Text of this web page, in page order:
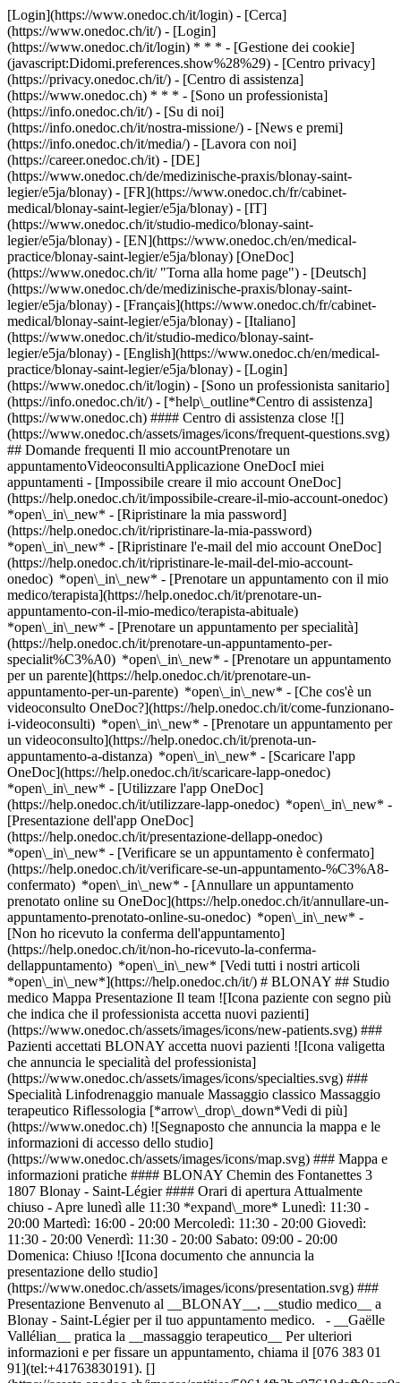
[Login](https://www.onedoc.ch/it/login) - [Cerca]
(https://www.onedoc.ch/it/) - [Login]
(https://www.onedoc.ch/it/login) * * * - [Gestione dei cookie]
(javascript:Didomi.preferences.show%28%29) - [Centro privacy]
(https://privacy.onedoc.ch/it/) - [Centro di assistenza]
(https://www.onedoc.ch) * * * - [Sono un professionista]
(https://info.onedoc.ch/it/) - [Su di noi]
(https://info.onedoc.ch/it/nostra-missione/) - [News e premi]
(https://info.onedoc.ch/it/media/) - [Lavora con noi]
(https://career.onedoc.ch/it) - [DE]
(https://www.onedoc.ch/de/medizinische-praxis/blonay-saint-
legier/e5ja/blonay) - [FR](https://www.onedoc.ch/fr/cabinet-
medical/blonay-saint-legier/e5ja/blonay) - [IT]
(https://www.onedoc.ch/it/studio-medico/blonay-saint-
legier/e5ja/blonay) - [EN](https://www.onedoc.ch/en/medical-
practice/blonay-saint-legier/e5ja/blonay) [OneDoc]
(https://www.onedoc.ch/it/ "Torna alla home page") - [Deutsch]
(https://www.onedoc.ch/de/medizinische-praxis/blonay-saint-
legier/e5ja/blonay) - [Français](https://www.onedoc.ch/fr/cabinet-
medical/blonay-saint-legier/e5ja/blonay) - [Italiano]
(https://www.onedoc.ch/it/studio-medico/blonay-saint-
legier/e5ja/blonay) - [English](https://www.onedoc.ch/en/medical-
practice/blonay-saint-legier/e5ja/blonay) - [Login]
(https://www.onedoc.ch/it/login) - [Sono un professionista sanitario]
(https://info.onedoc.ch/it/) - [*help\_outline*Centro di assistenza]
(https://www.onedoc.ch) #### Centro di assistenza close ![]
(https://www.onedoc.ch/assets/images/icons/frequent-questions.svg)
## Domande frequenti Il mio accountPrenotare un
appuntamentoVideoconsultiApplicazione OneDocI miei
appuntamenti - [Impossibile creare il mio account OneDoc]
(https://help.onedoc.ch/it/impossibile-creare-il-mio-account-onedoc)
*open\_in\_new* - [Ripristinare la mia password]
(https://help.onedoc.ch/it/ripristinare-la-mia-password)
*open\_in\_new* - [Ripristinare l'e-mail del mio account OneDoc]
(https://help.onedoc.ch/it/ripristinare-le-mail-del-mio-account-
onedoc) *open\_in\_new* - [Prenotare un appuntamento con il mio
medico/terapista](https://help.onedoc.ch/it/prenotare-un-
appuntamento-con-il-mio-medico/terapista-abituale)
*open\_in\_new* - [Prenotare un appuntamento per specialità]
(https://help.onedoc.ch/it/prenotare-un-appuntamento-per-
specialit%C3%A0) *open\_in\_new* - [Prenotare un appuntamento
per un parente](https://help.onedoc.ch/it/prenotare-un-
appuntamento-per-un-parente) *open\_in\_new* - [Che cos'è un
videoconsulto OneDoc?](https://help.onedoc.ch/it/come-funzionano-
i-videoconsulti) *open\_in\_new* - [Prenotare un appuntamento per
un videoconsulto](https://help.onedoc.ch/it/prenota-un-
appuntamento-a-distanza) *open\_in\_new* - [Scaricare l'app
OneDoc](https://help.onedoc.ch/it/scaricare-lapp-onedoc)
*open\_in\_new* - [Utilizzare l'app OneDoc]
(https://help.onedoc.ch/it/utilizzare-lapp-onedoc) *open\_in\_new* -
[Presentazione dell'app OneDoc]
(https://help.onedoc.ch/it/presentazione-dellapp-onedoc)
*open\_in\_new* - [Verificare se un appuntamento è confermato](https://help.onedoc.ch/it/verificare-se-un-appuntamento-%C3%A8-confermato) *open\_in\_new* - [Annullare un appuntamento prenotato online su OneDoc](https://help.onedoc.ch/it/annullare-un-appuntamento-prenotato-online-su-onedoc) *open\_in\_new* - [Non ho ricevuto la conferma dell'appuntamento](https://help.onedoc.ch/it/non-ho-ricevuto-la-conferma-dellappuntamento) *open\_in\_new* [Vedi tutti i nostri articoli *open\_in\_new*](https://help.onedoc.ch/it/) # BLONAY ## Studio medico Mappa Presentazione Il team ![Icona paziente con segno più che indica che il professionista accetta nuovi pazienti](https://www.onedoc.ch/assets/images/icons/new-patients.svg) ### Pazienti accettati BLONAY accetta nuovi pazienti ![Icona valigetta che annuncia le specialità del professionista](https://www.onedoc.ch/assets/images/icons/specialties.svg) ### Specialità Linfodrenaggio manuale Massaggio classico Massaggio terapeutico Riflessologia [*arrow\_drop\_down*Vedi di più](https://www.onedoc.ch) ![Segnaposto che annuncia la mappa e le informazioni di accesso dello studio](https://www.onedoc.ch/assets/images/icons/map.svg) ### Mappa e informazioni pratiche #### BLONAY Chemin des Fontanettes 3 1807 Blonay - Saint-Légier #### Orari di apertura Attualmente chiuso - Apre lunedì alle 11:30 *expand\_more* Lunedì: 11:30 - 20:00 Martedì: 16:00 - 20:00 Mercoledì: 11:30 - 20:00 Giovedì: 11:30 - 20:00 Venerdì: 11:30 - 20:00 Sabato: 09:00 - 20:00 Domenica: Chiuso ![Icona documento che annuncia la presentazione dello studio](https://www.onedoc.ch/assets/images/icons/presentation.svg) ### Presentazione Benvenuto al __BLONAY__, __studio medico__ a Blonay - Saint-Légier per il tuo appuntamento medico. - __Gaëlle Vallélian__ pratica la __massaggio terapeutico__ Per ulteriori informazioni e per fissare un appuntamento, chiama il [076 383 01 91](tel:+41763830191). [](https://assets.onedoc.ch/images/entities/50614fb3bc97618dafb9aca9a22c7092fa06cbf7c56206b242e23a1f6f7539f1.png)[![BLONAY, studio medico a Blonay - Saint-Légier](https://assets.onedoc.ch/images/entities/b2043bea0c77b259c120ff0b13673d0603d4c5aa9f996034052caffd20906b76-small.jpg "BLONAY, studio medico a Blonay - Saint-Légier")](https://assets.onedoc.ch/images/entities/b2043bea0c77b259c120ff0b13673d0603d4c5aa9f996034052caffd20906b76.jpg)[![BLONAY, studio medico a Blonay - Saint-Légier](https://assets.onedoc.ch/images/entities/b659c9f405484b0178a9126b851e8c016cba5f058886bb0a3bd465f69e9d0b86-small.jpg "BLONAY, studio medico a Blonay - Saint-Légier")](https://assets.onedoc.ch/images/entities/b659c9f405484b0178a9126b851e8c016cba5f058886bb0a3bd465f69e9d0b86.jpg)[![BLONAY, studio medico a Blonay - Saint-Légier](https://assets.onedoc.ch/images/entities/1ebf431800d4552f0c5454ce5f0fd0925c5cf8accfffff369e464c8dd4e439de-small.jpg "BLONAY, studio medico a Blonay - Saint-Légier")](https://assets.onedoc.ch/images/entities/1ebf431800d4552f0c5454ce5f0fd0925c5cf8accfffff369e464c8dd4e439de.jpg)[![BLONAY, studio medico a Blonay - Saint-Légier](https://assets.onedoc.ch/images/entities/7f157db1b676dfee9e2bbb625e4f6da0e3a6aa796554c89207457e0206d2c8a3-small.jpg "BLONAY, studio medico a Blonay - Saint-Légier")](https://assets.onedoc.ch/images/entities/7f157db1b676dfee9e2bbb625e4f6da0e3a6aa796554c89207457e0206d2c8a3.jpg)[![BLONAY, studio medico a Blonay - Saint-Légier](https://assets.onedoc.ch/images/entities/14c90539522c4ecc22d6ca79e96326024c37bdf76ca1395dfaf6badf7560e6ed-small.jpg "BLONAY, studio medico a Blonay - Saint-Légier")](https://assets.onedoc.ch/images/entities/14c90539522c4ecc22d6ca79e96326024c37bdf76ca1395dfaf6badf7560e6ed.jpg) ![Icona gruppo di persone che annuncia l’elenco dei professionisti sanitari dello studio](https://www.onedoc.ch/assets/images/icons/team.svg) ### Il team Massaggiatrice terapeutica [![Gaëlle Vallélian, massaggiatrice terapeutica a Blonay - Saint-Légier](https://assets.onedoc.ch/images/users/4236d968afbd35a12361cedf5a5f5bd492856ea8afd7a7a5485265ea8e4e2def-small.jpg "Gaëlle Vallélian, massaggiatrice terapeutica a Blonay - Saint-Légier") \ __Sig.ra Gaëlle Vallélian__](https://www.onedoc.ch/it/massaggiatrice-terapeutica/blonay-saint-legier/pchmk/gaelle-vallelian) ![Icona nuvoletta che annuncia la sezione FAQ](https://www.onedoc.ch/assets/images/icons/faq.svg) ### FAQ *expand\_more* *keyboard\_arrow\_right* ## Qual è l'indirizzo di BLONAY? BLONAY riceve i pazienti in Chemin des Fontanettes 3, 1807 Blonay - Saint-Légier. * * * *keyboard\_arrow\_right* ## Quali sono gli orari di apertura di BLONAY? BLONAY è aperto: - Il lunedì dalle 11:30 alle 20:00 - Il martedì dalle 16:00 alle 20:00 - Il mercoledì dalle 11:30 alle 20:00 - Il giovedì dalle 11:30 alle 20:00 - Il venerdì dalle 11:30 alle 20:00 - Il sabato dalle 09:00 alle 20:00 - La domenica chiuso * * * *keyboard\_arrow\_right* ## Qual è il numero di telefono di BLONAY? Il numero di telefono di BLONAY è [076 383 01 91](tel:+41763830191). * * * *keyboard\_arrow\_right* ## Quali sono le specialità praticate presso BLONAY? BLONAY offre consulenze in [Linfodrenaggio manuale](https://www.onedoc.ch/it/terapista-in-linfodrenaggio-manuale/blonay-saint-legier), [Massaggio classico](https://www.onedoc.ch/it/massaggiatore-classico/blonay-saint-legier), [Massaggio terapeutico](https://www.onedoc.ch/it/massaggiatore-terapeutico/blonay-saint-legier) e [Riflessologia](https://www.onedoc.ch/it/terapista-in-riflessologia/blonay-saint-legier). * * * *keyboard\_arrow\_right* ## BLONAY accetta nuovi pazienti? Sì, BLONAY accetta nuovi pazienti. I nuovi pazienti possono prenotare facilmente gli appuntamenti online tramite OneDoc. * * * *keyboard\_arrow\_right* ## Quali sono le lingue parlate presso BLONAY? BLONAY propone delle consultazioni in: Inglese e Francese. 1. [OneDoc](https://www.onedoc.ch/it/)/ 2. [Studio medico](https://www.onedoc.ch/it/studio-medico)/ 3. [Cantone Vaud](https://www.onedoc.ch/it/studio-medico/cantone-vaud)/ 4. [Blonay - Saint-Légier](https://www.onedoc.ch/it/studio-medico/blonay-saint-legier)/ 5. BLONAY ### Prenota il tuo appuntamento con BLONAY Compila il modulo seguente 1 Specialità Seleziona una specialità * * * *touch\_app* Scegli una fascia oraria *chevron\_left* dom 09 ago *chevron\_right* Vedi più appuntamenti Fascia oraria Prenota appuntamento ### Scarica l'app OneDoc Prenota un appuntamento online con un medico, dentista o terapeuta vicino a te in Svizzera. L'app OneDoc ti consente di gestire tutti i tuoi appuntamenti medici dal tuo cellulare, ovunque e in qualsiasi momento. ![Codice QR che rimanda all’App Store o a Google Play per scaricare l’app OneDoc Pazienti](https://www.onedoc.ch/assets/images/download-app-qr.jpeg) Scansiona il codice QR per scaricare l'app [![Scarica la nostra applicazione su App Store!](https://www.onedoc.ch/assets/images/app-store-badge-it.svg)](https://apps.apple.com/ch/app/onedoc/id1592376413?l=fr)[![Scarica la nostra app su Google Play Store!](https://www.onedoc.ch/assets/images/google-play-badge-it.png)](https://play.google.com/store/apps/details?id=ch.onedoc.patient&hl=fr-CH) *keyboard\_arrow\_right* ## Ricerche associate [Massaggiatore classico a Losanna](https://www.onedoc.ch/it/massaggiatore-classico/losanna)[Terapista in linfodrenaggio manuale a Losanna](https://www.onedoc.ch/it/terapista-in-linfodrenaggio-manuale/losanna)[Terapista in riflessologia a Losanna](https://www.onedoc.ch/it/terapista-in-riflessologia/losanna)[Massaggiatore terapeutico a Losanna](https://www.onedoc.ch/it/massaggiatore-terapeutico/losanna)[Massaggiatore classico a Friburgo](https://www.onedoc.ch/it/massaggiatore-classico/friburgo)[Massaggiatore classico a Vevey](https://www.onedoc.ch/it/massaggiatore-classico/vevey)[Massaggiatore classico a Bulle](https://www.onedoc.ch/it/massaggiatore-classico/bulle)[Terapista in riflessologia a Friburgo](https://www.onedoc.ch/it/terapista-in-riflessologia/friburgo)[Massaggiatore classico a Sion](https://www.onedoc.ch/it/massaggiatore-classico/sion)[Terapista in linfodrenaggio manuale a Vevey](https://www.onedoc.ch/it/terapista-in-linfodrenaggio-manuale/vevey)[Terapista in linfodrenaggio manuale a Bulle](https://www.onedoc.ch/it/terapista-in-linfodrenaggio-manuale/bulle)[Terapista in riflessologia a Bulle](https://www.onedoc.ch/it/terapista-in-riflessologia/bulle)[Massaggiatore classico a Gland](https://www.onedoc.ch/it/massaggiatore-classico/gland)[Terapista in riflessologia a Vevey](https://www.onedoc.ch/it/terapista-in-riflessologia/vevey)[Terapista in riflessologia a Gland](https://www.onedoc.ch/it/terapista-in-riflessologia/gland)[Massaggiatore classico a Yverdon-les-Bains](https://www.onedoc.ch/it/massaggiatore-classico/yverdon-les-bains)[Massaggiatore classico a Martigny](https://www.onedoc.ch/it/massaggiatore-classico/martigny)[Terapista in linfodrenaggio manuale a Friburgo](https://www.onedoc.ch/it/terapista-in-linfodrenaggio-manuale/friburgo)[Massaggiatore terapeutico a Bulle](https://www.onedoc.ch/it/massaggiatore-terapeutico/bulle)[Terapista in riflessologia a Montreux](https://www.onedoc.ch/it/terapista-in-riflessologia/montreux)[Terapista in linfodrenaggio manuale a Gland](https://www.onedoc.ch/it/terapista-in-linfodrenaggio-manuale/gland) *keyboard\_arrow\_right* ## Ricerche frequenti [Studio medico a Losanna](https://www.onedoc.ch/it/studio-medico/losanna)[Studio medico a Nyon](https://www.onedoc.ch/it/studio-medico/nyon)[Studio medico a Vevey](https://www.onedoc.ch/it/studio-medico/vevey)[Studio medico a Morges](https://www.onedoc.ch/it/studio-medico/morges)[Studio medico a Montreux](https://www.onedoc.ch/it/studio-medico/montreux)[Studio medico a Yverdon-les-Bains](https://www.onedoc.ch/it/studio-medico/yverdon-les-bains)[Studio medico a Pully](https://www.onedoc.ch/it/studio-medico/pully)[Studio medico a Genolier](https://www.onedoc.ch/it/studio-medico/genolier)[Studio medico a Aigle](https://www.onedoc.ch/i